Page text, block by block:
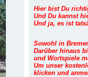
Hier bist Du
Und Du kannst
Und ja, es ist
Sowohl in
Darüber hinaus
und Wortspiele
Um unser
klicken und